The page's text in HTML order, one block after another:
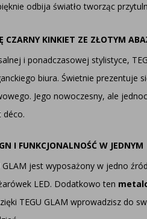
odbija światło tworząc
CZARNY KINKIET ZE ZŁOTYM
i ponadczasowej stylistyce,
biura. Świetnie prezentuje
Jego nowoczesny, ale
déco.
I FUNKCJONALNOŚĆ W JEDNYM
GLAM jest wyposażony w jedno
LED. Dodatkowo ten
TEGU GLAM wprowadzisz do